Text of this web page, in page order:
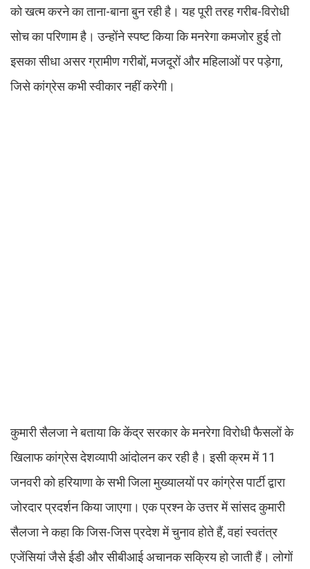
को खत्म करने का ताना-बाना बुन रही है। यह पूरी तरह गरीब-विरोधी
सोच का परिणाम है। उन्होंने स्पष्ट किया कि मनरेगा कमजोर हुई तो
इसका सीधा असर ग्रामीण गरीबों, मजदूरों और महिलाओं पर पड़ेगा,
जिसे कांग्रेस कभी स्वीकार नहीं करेगी।
कुमारी सैलजा ने बताया कि केंद्र सरकार के मनरेगा विरोधी फैसलों के
खिलाफ कांग्रेस देशव्यापी आंदोलन कर रही है। इसी क्रम में 11
जनवरी को हरियाणा के सभी जिला मुख्यालयों पर कांग्रेस पार्टी द्वारा
जोरदार प्रदर्शन किया जाएगा। एक प्रश्न के उत्तर में सांसद कुमारी
सैलजा ने कहा कि जिस-जिस प्रदेश में चुनाव होते हैं, वहां स्वतंत्र
एजेंसियां जैसे ईडी और सीबीआई अचानक सक्रिय हो जाती हैं। लोगों